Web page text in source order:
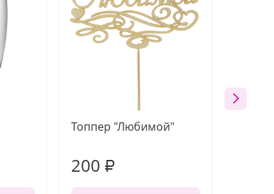
Топпер "Любимой"
200 ₽